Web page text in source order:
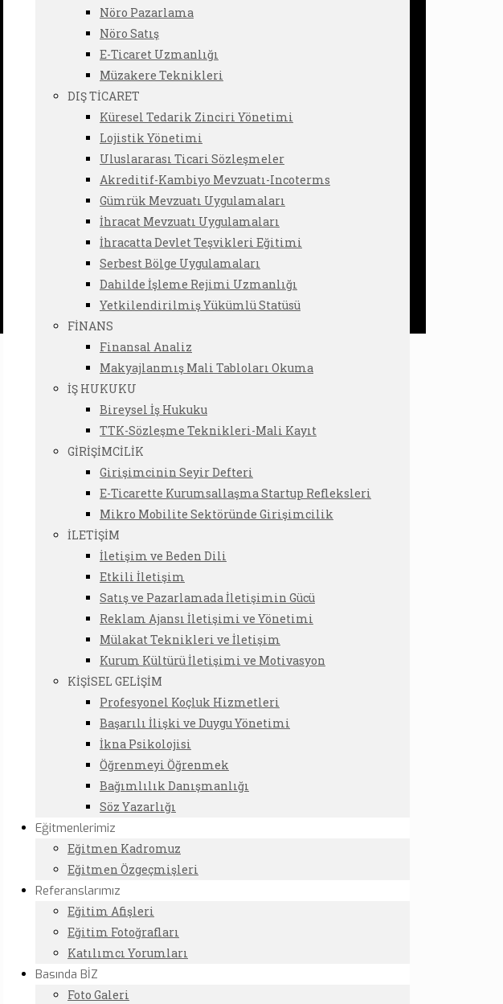
Nöro Pazarlama
Nöro Satış
E-Ticaret Uzmanlığı
Müzakere Teknikleri
DIŞ TİCARET
Küresel Tedarik Zinciri Yönetimi
Lojistik Yönetimi
Uluslararası Ticari Sözleşmeler
Akreditif-Kambiyo Mevzuatı-Incoterms
Gümrük Mevzuatı Uygulamaları
İhracat Mevzuatı Uygulamaları
İhracatta Devlet Teşvikleri Eğitimi
Serbest Bölge Uygulamaları
Dahilde İşleme Rejimi Uzmanlığı
Yetkilendirilmiş Yükümlü Statüsü
FİNANS
Finansal Analiz
Makyajlanmış Mali Tabloları Okuma
İŞ HUKUKU
Bireysel İş Hukuku
TTK-Sözleşme Teknikleri-Mali Kayıt
GİRİŞİMCİLİK
Girişimcinin Seyir Defteri
E-Ticarette Kurumsallaşma Startup Refleksleri
Mikro Mobilite Sektöründe Girişimcilik
İLETİŞİM
İletişim ve Beden Dili
Etkili İletişim
Satış ve Pazarlamada İletişimin Gücü
Reklam Ajansı İletişimi ve Yönetimi
Mülakat Teknikleri ve İletişim
Kurum Kültürü İletişimi ve Motivasyon
KİŞİSEL GELİŞİM
Profesyonel Koçluk Hizmetleri
Başarılı İlişki ve Duygu Yönetimi
İkna Psikolojisi
Öğrenmeyi Öğrenmek
Bağımlılık Danışmanlığı
Söz Yazarlığı
Eğitmenlerimiz
Eğitmen Kadromuz
Eğitmen Özgeçmişleri
Referanslarımız
Eğitim Afişleri
Eğitim Fotoğrafları
Katılımcı Yorumları
Basında BİZ
Foto Galeri